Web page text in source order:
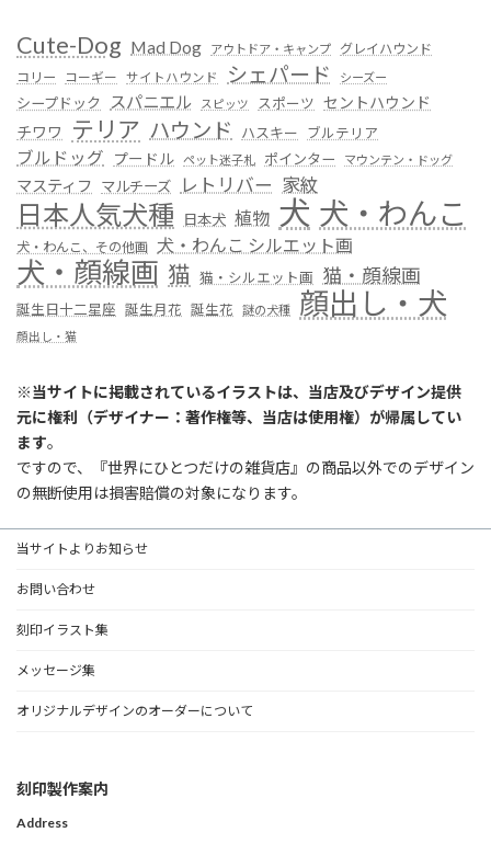
Cute-Dog Mad Dog アウトドア・キャンプ
グレイハウンド
コリー
コーギー サイトハウンド シェパード シーズー
シープドック スパニエル スピッツ スポーツ セントハウンド
チワワ
テリア ハウンド ハスキー ブルテリア
ブルドッグ プードル ペット迷子札 ポインター マウンテン・ドッグ
マスティフ マルチーズ レトリバー 家紋
日本人気犬種 日本犬 植物 犬 犬・わんこ
犬・わんこ、その他画 犬・わんこ シルエット画
犬・顔線画 猫 猫・シルエット画 猫・顔線画
誕生日十二星座 誕生月花 誕生花 謎の犬種 顔出し・犬
顔出し・猫
※当サイトに掲載されているイラストは、当店及びデザイン提供
元に権利（デザイナー：著作権等、当店は使用権）が帰属してい
ます。
ですので、『世界にひとつだけの雑貨店』の商品以外でのデザイン
の無断使用は損害賠償の対象になります。
当サイトよりお知らせ
お問い合わせ
刻印イラスト集
メッセージ集
オリジナルデザインのオーダーについて
刻印製作案内
Address